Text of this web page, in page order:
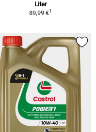
Liter
89,99 €1